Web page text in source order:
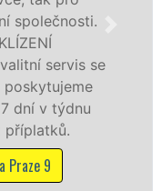
jak
zárukou
STOP bez